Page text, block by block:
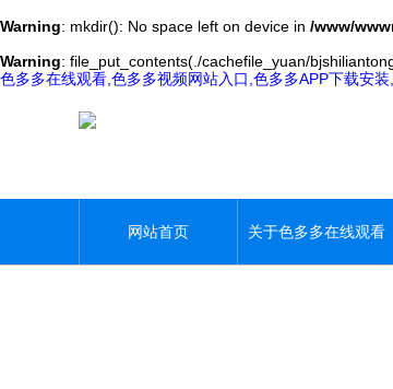
Warning: mkdir(): No space left on device in /www/
Warning: file_put_contents(./cachefile_yuan/
色多多在线观看,色多多视频网站入口,色多多APP下载安
网站首页 关于色多多在线观看